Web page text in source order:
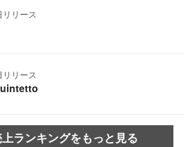
リース
リース
ランキングをもっと見る